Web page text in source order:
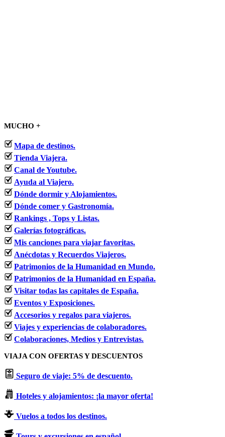
MUCHO +
Mapa de destinos.
Tienda Viajera.
Canal de Youtube.
Ayuda al Viajero.
Dónde dormir y Alojamientos.
Dónde comer y Gastronomía.
Rankings , Tops y Listas.
Galerías fotográficas.
Mis canciones para viajar favoritas.
Anécdotas y Recuerdos Viajeros.
Patrimonios de la Humanidad en Mundo.
Patrimonios de la Humanidad en España.
Visitar todas las capitales de España.
Eventos y Exposiciones.
Accesorios y regalos para viajeros.
Viajes y experiencias de colaboradores.
Colaboraciones, Medios y Entrevistas.
VIAJA CON OFERTAS Y DESCUENTOS
Seguro de viaje: 5% de descuento.
Hoteles y alojamientos: ¡la mayor oferta!
Vuelos a todos los destinos.